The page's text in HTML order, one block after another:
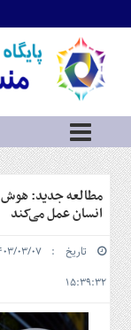
اطلاعات
تماس
ما
درباره
ما
سرویس
ها
خانه
سرمایه
و
بورس
مطالعه جدید: هوش
انسان‌ عمل می‌کند
۱۵:۳۹:۳۲